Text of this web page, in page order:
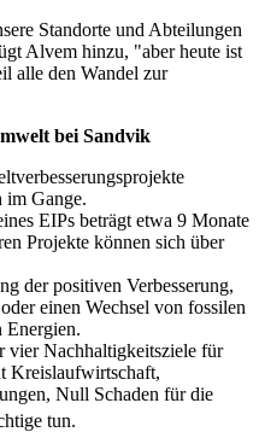
Standorte und Abteilungen
Alvem hinzu, "aber heute ist
alle den Wandel zur
bei Sandvik
im Gange.
EIPs beträgt etwa 9 Monate
Projekte können sich über
der positiven Verbesserung,
einen Wechsel von fossilen
Energien.
vier Nachhaltigkeitsziele für
Kreislaufwirtschaft,
Null Schaden für die
tun.